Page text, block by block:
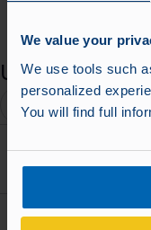
We value your
We use tools such
personalized
You will find full
Unsere
Filter
Batterien und